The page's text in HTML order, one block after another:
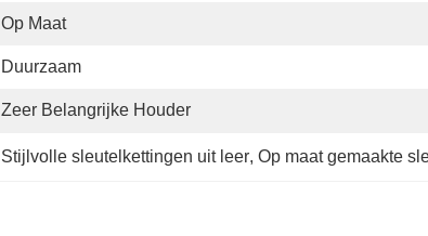
Op Maat
Duurzaam
Zeer Belangrijke Houder
Stijlvolle sleutelkettingen uit leer, Op maat gemaakte